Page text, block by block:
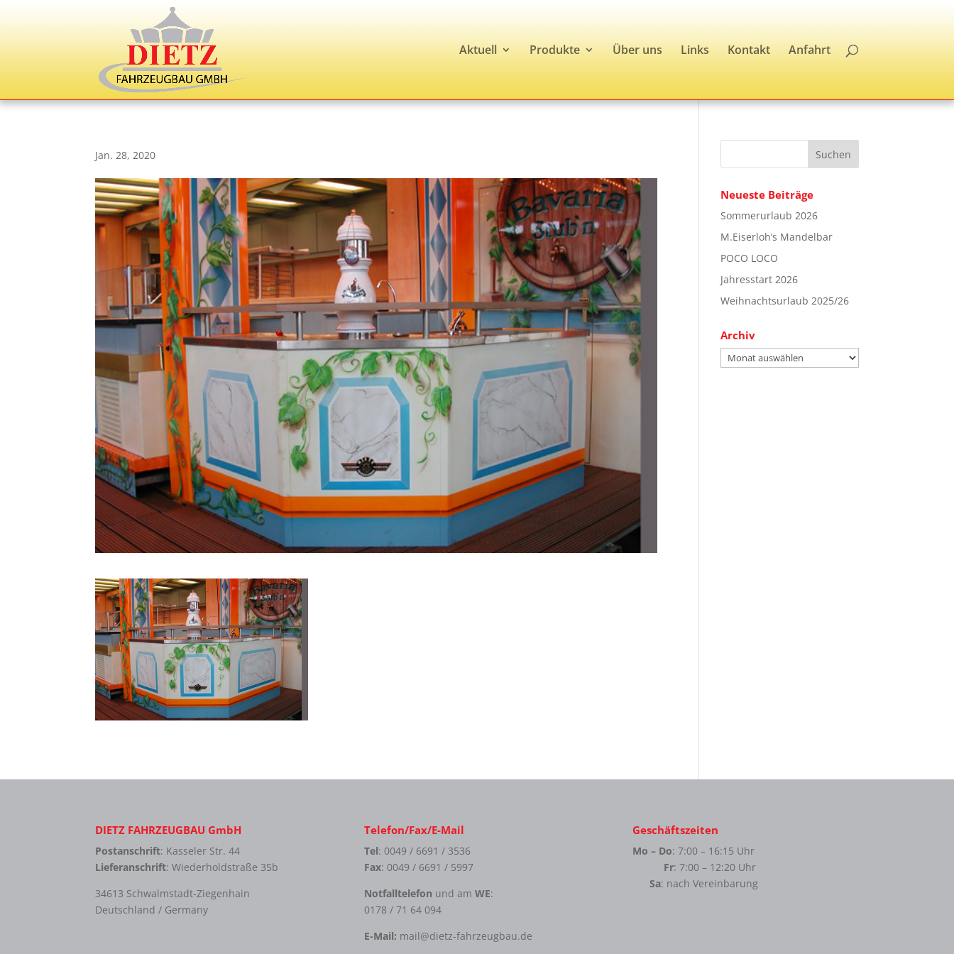
Aktuell Produkte Über uns Links Kontakt Anfahrt
Jan. 28, 2020
Neueste Beiträge
Sommerurlaub 2026
M.Eiserloh’s Mandelbar
POCO LOCO
Jahresstart 2026
Weihnachtsurlaub 2025/26
Archiv
Archiv
DIETZ FAHRZEUGBAU GmbH
Postanschrift: Kasseler Str. 44
Lieferanschrift: Wiederholdstraße 35b
34613 Schwalmstadt-Ziegenhain
Deutschland / Germany
Telefon/Fax/E-Mail
Tel: 0049 / 6691 / 3536
Fax: 0049 / 6691 / 5997
Notfalltelefon und am WE:
0178 / 71 64 094
E-Mail: mail@dietz-fahrzeugbau.de
Geschäftszeiten
Mo – Do: 7:00 – 16:15 Uhr
Fr: 7:00 – 12:20 Uhr
Sa: nach Vereinbarung